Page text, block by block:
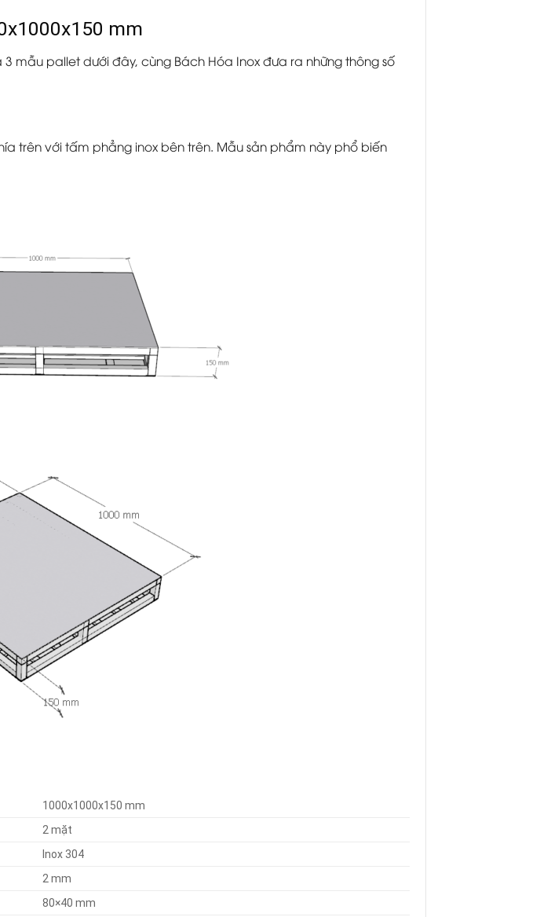
mm
mẫu pallet dưới đây, cùng Bách Hóa Inox đưa ra những thông số
trên với tấm phẳng inox bên trên. Mẫu sản phẩm này phổ biến
1000x1000x150 mm
2 mặt
Inox 304
2 mm
80×40 mm